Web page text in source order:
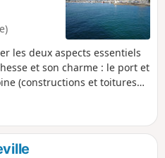
les deux aspects essentiels
et son charme : le port et
(constructions et toitures